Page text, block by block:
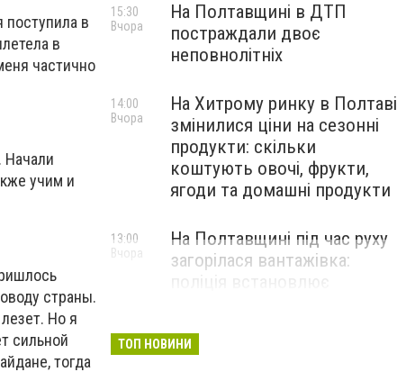
поступила в
в
частично
Начали
учим и
страны.
Но я
сильной
тогда
На Полтавщині в ДТП
постраждали двоє
неповнолітніх
15:30
Вчора
На Хитрому ринку в Полтаві
змінилися ціни на сезонні
продукти: скільки
коштують овочі, фрукти,
ягоди та домашні продукти
14:00
Вчора
На Полтавщині під час руху
загорілася вантажівка:
13:00
Вчора
ТОП НОВИНИ